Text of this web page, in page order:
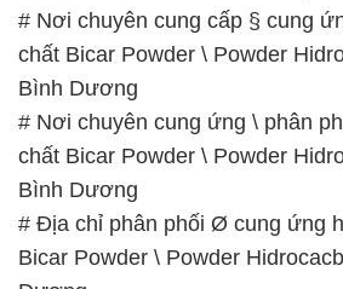
# Nơi chuyên cung cấp § cung
chất Bicar Powder \ Powder
Bình Dương
# Nơi chuyên cung ứng \ phân
chất Bicar Powder \ Powder
Bình Dương
# Địa chỉ phân phối Ø cung ứng
Bicar Powder \ Powder